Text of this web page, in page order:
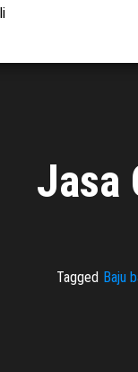
Pabrik
Jasa
Pabrik
Jasa
Tagged Baju